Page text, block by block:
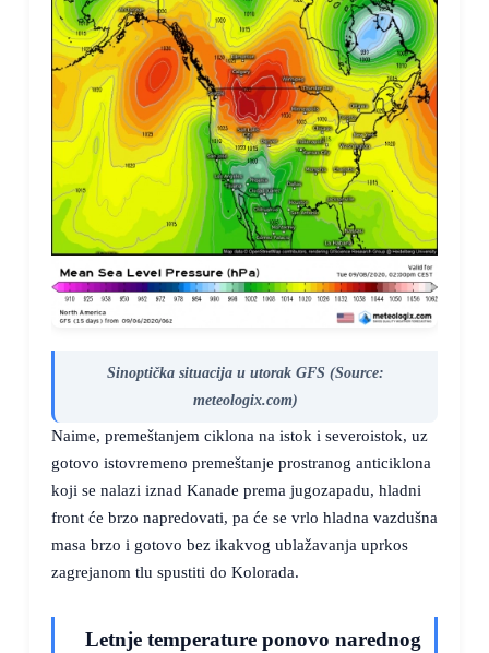
Sinoptička situacija u utorak GFS (Source:
meteologix.com)
Naime, premeštanjem ciklona na istok i severoistok, uz
gotovo istovremeno premeštanje prostranog anticiklona
koji se nalazi iznad Kanade prema jugozapadu, hladni
front će brzo napredovati, pa će se vrlo hladna vazdušna
masa brzo i gotovo bez ikakvog ublažavanja uprkos
zagrejanom tlu spustiti do Kolorada.
Letnje temperature ponovo narednog